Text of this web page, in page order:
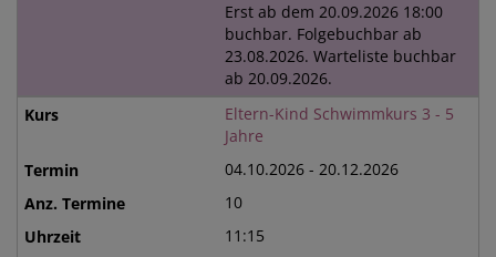
Erst ab dem 20.09.2026 18:00
buchbar. Folgebuchbar ab
23.08.2026. Warteliste buchbar
ab 20.09.2026.
Eltern-Kind Schwimmkurs 3 - 5
Jahre
04.10.2026 - 20.12.2026
10
11:15